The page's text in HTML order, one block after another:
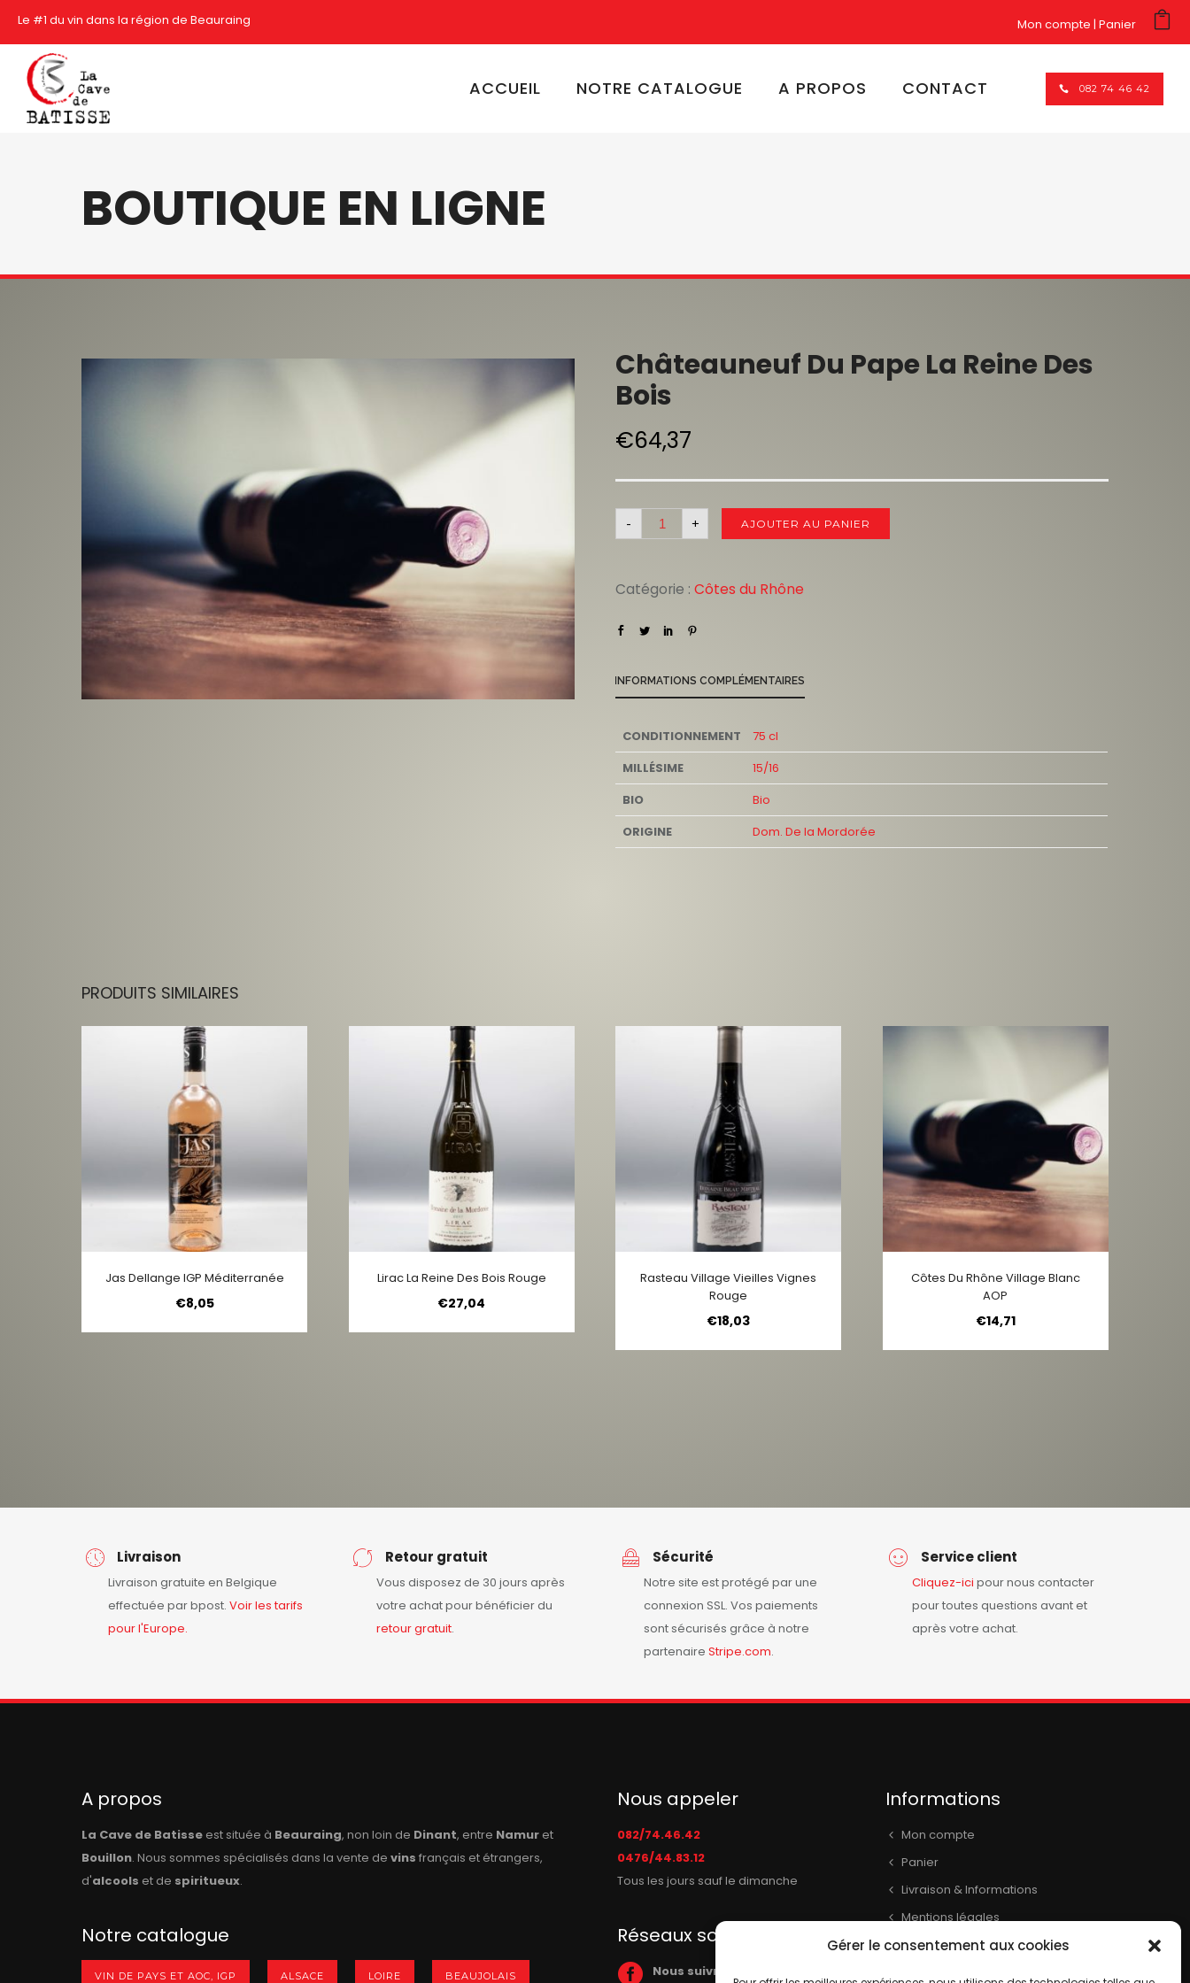
Gérer le consentement aux cookies
Le #1 du vin dans la région de Beauraing Mon compte Panier
082 74 46 42
ACCUEIL NOTRE CATALOGUE A PROPOS CONTACT
BOUTIQUE EN LIGNE
Châteauneuf Du Pape La Reine Des
Bois
€64,37
- + AJOUTER AU PANIER
Catégorie :Côtes du Rhône
INFORMATIONS COMPLÉMENTAIRES
CONDITIONNEMENT
75 cl
MILLÉSIME
15/16
BIO
Bio
ORIGINE
Dom. De la Mordorée
PRODUITS SIMILAIRES
Jas Dellange IGP Méditerranée
€8,05
Lirac La Reine Des Bois Rouge
€27,04
Rasteau Village Vieilles Vignes
Rouge
€18,03
Côtes Du Rhône Village Blanc
AOP
€14,71
Livraison
Livraison gratuite en Belgique
effectuée par bpost. Voir les tarifs
pour l'Europe.
Retour gratuit
Vous disposez de 30 jours après
votre achat pour bénéficier du
retourgratuit.
Sécurité
Notre site est protégé par une
connexion SSL. Vos paiements
sont sécurisés grâce à notre
partenaire Stripe.com.
Service client
Cliquez-ici pour nous contacter
pour toutes questions avant et
après votre achat.
A propos
La Cave de Batisse est située à Beauraing, non loin de Dinant, entre Namur et
Bouillon. Nous sommes spécialisés dans la vente de vins français et étrangers,
d'alcools et de spiritueux.
Notre catalogue
VIN DE PAYS ET AOC, IGP ALSACE LOIRE BEAUJOLAIS
Nous appeler
082/74.46.42
0476/44.83.12
Tous les jours sauf le dimanche
Réseaux sociaux
Nous suivre sur Facebook
Informations
Mon compte
Panier
Livraison & Informations
Mentions légales
Conditions générales